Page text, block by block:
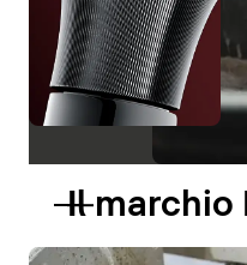
Il marchio